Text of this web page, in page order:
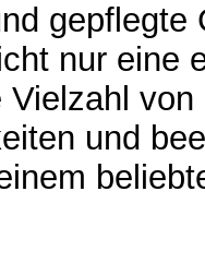
gepflegte
nur eine
Vielzahl von
und